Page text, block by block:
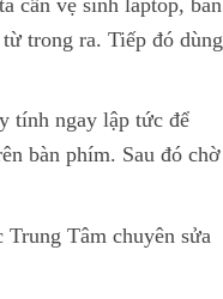
trong ra. Tiếp đó dùng
tính ngay lập tức để
bàn phím. Sau đó chờ
Tâm chuyên sửa